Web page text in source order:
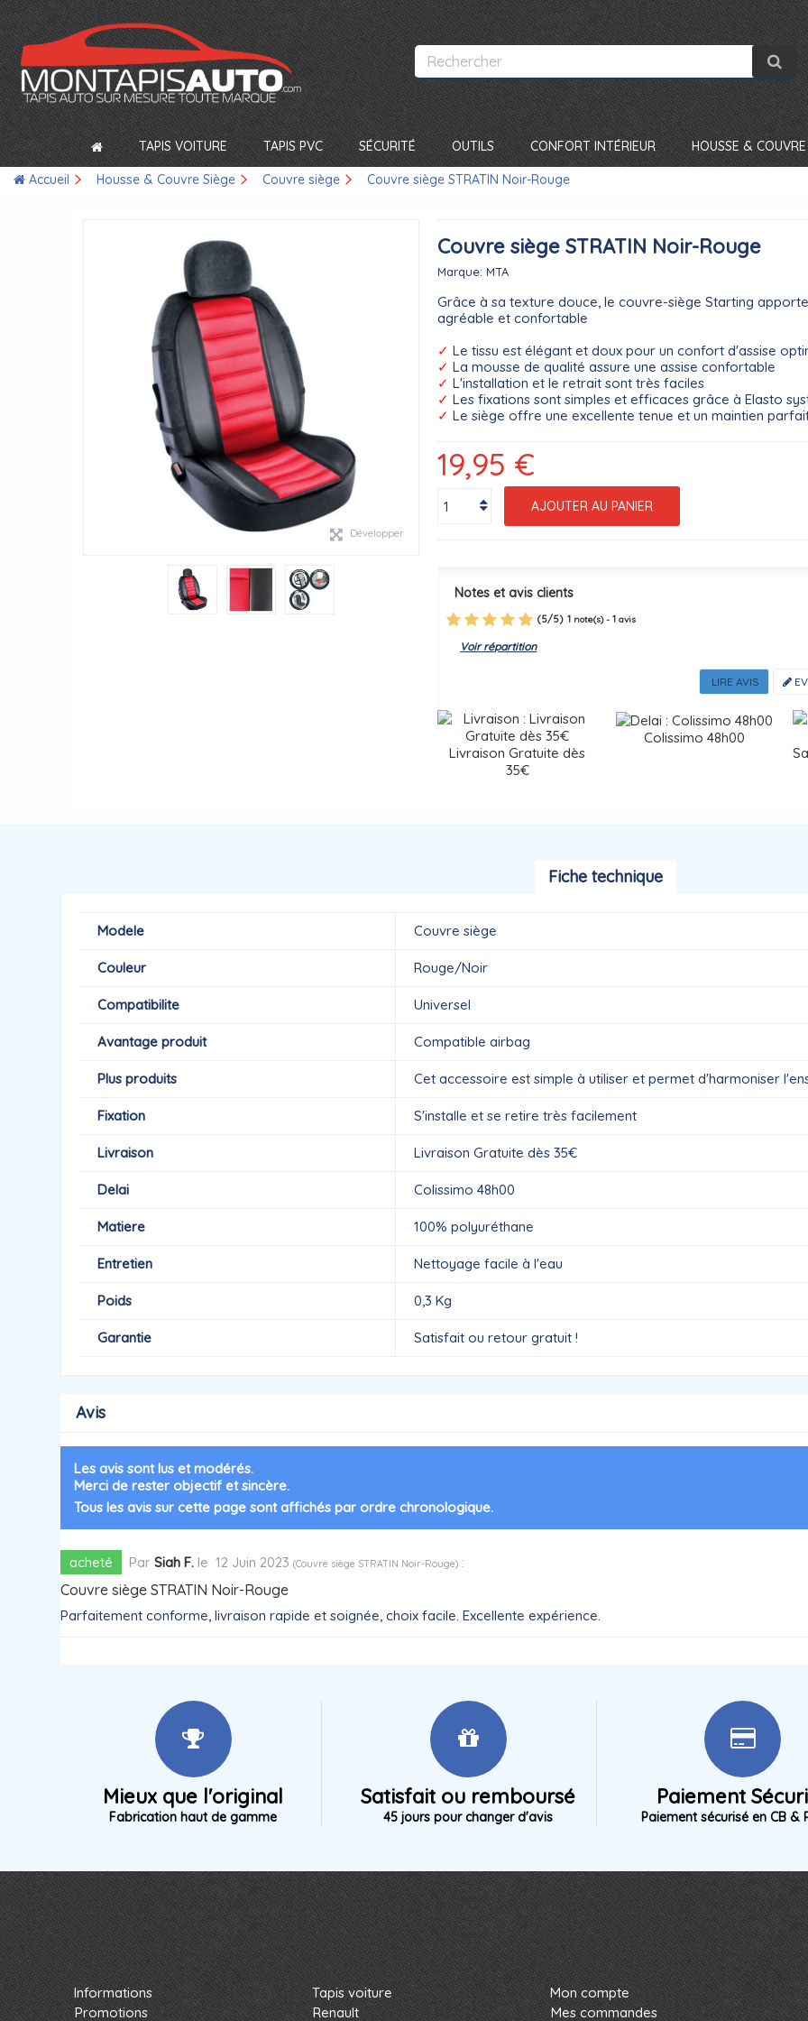
TAPIS VOITURE TAPIS PVC SÉCURITÉ OUTILS CONFORT INTÉRIEUR HOUSSE & COUVRE
Accueil Housse & Couvre Siège Couvre siège Couvre siège STRATIN Noir-Rouge
Développer
Couvre siège STRATIN Noir-Rouge
Marque: MTA
Grâce à sa texture douce, le couvre-siège Starting
agréable et confortable
✓Le tissu est élégant et doux pour un confort d'assise
✓ La mousse de qualité assure une assise confortable
✓ L'installation et le retrait sont très faciles
✓ Les fixations sont simples et efficaces grâce à Elasto
✓ Le siège offre une excellente tenue et un maintien
19,95 €
AJOUTER AU PANIER
Notes et avis clients
(5/5) 1 note(s) -1 avis
Voir répartition
LIRE AVIS
Livraison Gratuite dès
35€
Colissimo 48h00
Fiche technique
Modele Couvre siège
Couleur Rouge/Noir
Compatibilite Universel
Avantage produit Compatible airbag
Plus produits Cet accessoire est simple à utiliser et permet d'harmoniser
Fixation S'installe et se retire très facilement
Livraison Livraison Gratuite dès 35€
Delai Colissimo 48h00
Matiere 100% polyuréthane
Entretien Nettoyage facile à l'eau
Poids 0,3 Kg
Garantie Satisfait ou retour gratuit !
Avis
Les avis sont lus et modérés.
Merci de rester objectif et sincère.
Tous les avis sur cette page sont affichés par ordre chronologique.
acheté ParSiah F. le12 Juin 2023(Couvre siège STRATIN Noir-Rouge) :
Couvre siège STRATIN Noir-Rouge
Parfaitement conforme, livraison rapide et soignée, choix facile. Excellente expérience.
Mieux que l'original
Fabrication haut de gamme
Satisfait ou remboursé
45 jours pour changer d'avis
Paiement
Paiement sécurisé en CB &
Informations
Promotions
Tapis voiture
Renault
Mon compte
Mes commandes